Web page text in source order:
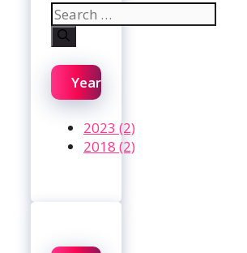
Search
for:
Year
2023 (2)
2018 (2)